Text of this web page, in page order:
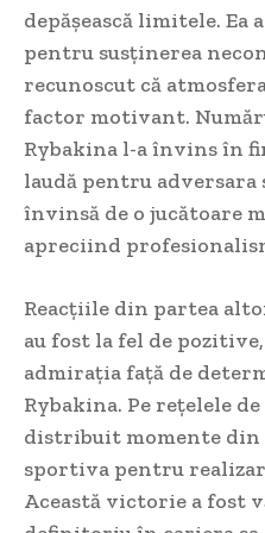
depășească limitele.
pentru susținerea
recunoscut că
factor motivant.
Rybakina l-a învins în
laudă pentru adversara
învinsă de o jucătoare
apreciind
Reacțiile din partea
au fost la fel de
admirația față de
Rybakina. Pe rețelele
distribuit momente din
sportiva pentru
Această victorie a fost